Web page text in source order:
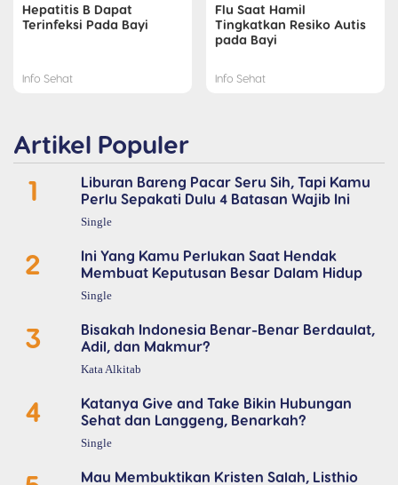
Hepatitis B Dapat
Terinfeksi Pada Bayi
Info Sehat
Flu Saat Hamil
Tingkatkan Resiko Autis
pada Bayi
Info Sehat
Artikel Populer
1
Liburan Bareng Pacar Seru Sih, Tapi Kamu
Perlu Sepakati Dulu 4 Batasan Wajib Ini
Single
2
Ini Yang Kamu Perlukan Saat Hendak
Membuat Keputusan Besar Dalam Hidup
Single
3
Bisakah Indonesia Benar-Benar Berdaulat,
Adil, dan Makmur?
Kata Alkitab
4
Katanya Give and Take Bikin Hubungan
Sehat dan Langgeng, Benarkah?
Single
Mau Membuktikan Kristen Salah, Listhio